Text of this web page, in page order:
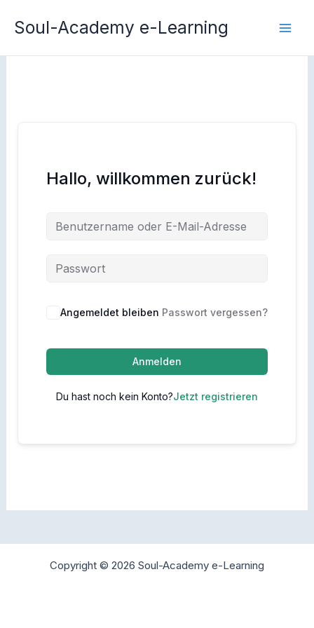
InhaltSoul-Academy e-Learning
Hallo, willkommen zurück!
Angemeldet bleiben Passwort vergessen?
Anmelden
Du hast noch kein Konto?Jetzt registrieren
Copyright © 2026 Soul-Academy e-Learning